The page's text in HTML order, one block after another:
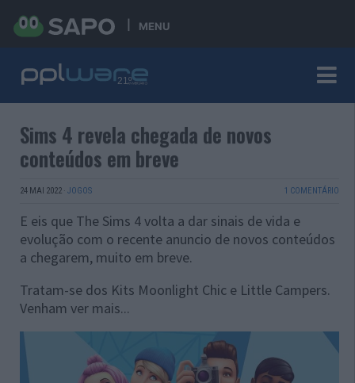
MENU
Sims 4 revela chegada de novos
conteúdos em breve
24 MAI 2022 · JOGOS 1 COMENTÁRIO
E eis que The Sims 4 volta a dar sinais de vida e
evolução com o recente anuncio de novos conteúdos
a chegarem, muito em breve.
Tratam-se dos Kits Moonlight Chic e Little Campers.
Venham ver mais...